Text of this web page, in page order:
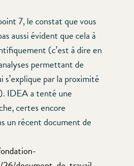
7, le constat que vous
aussi évident que cela à
(c’est à dire en
permettant de
s’explique par la proximité
IDEA a tenté une
certes encore
un récent document de